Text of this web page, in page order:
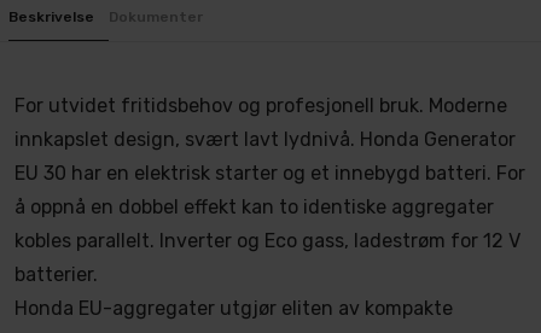
Beskrivelse Dokumenter
For utvidet fritidsbehov og profesjonell bruk. Moderne
innkapslet design, svært lavt lydnivå. Honda Generator
EU 30 har en elektrisk starter og et innebygd batteri. For
å oppnå en dobbel effekt kan to identiske aggregater
kobles parallelt. Inverter og Eco gass, ladestrøm for 12 V
batterier.
Honda EU-aggregater utgjør eliten av kompakte